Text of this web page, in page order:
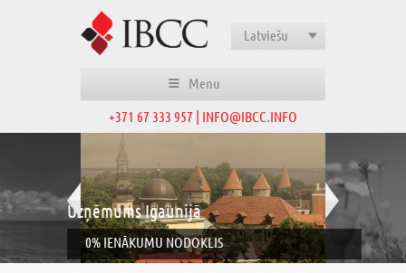
Latviešu
Menu
+371 67 333 957 | INFO@IBCC.INFO
Uzņēmums Igaunijā
0% IENĀKUMU NODOKLIS